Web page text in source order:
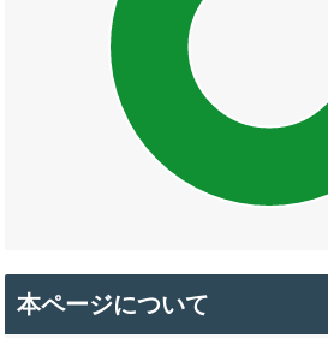
本ページについて